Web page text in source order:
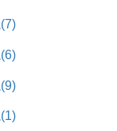
(7)
(6)
(9)
(1)